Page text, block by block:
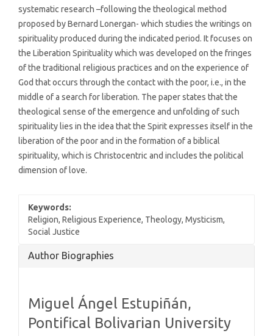
systematic research –following the theological method
proposed by Bernard Lonergan- which studies the writings on
spirituality produced during the indicated period. It focuses on
the Liberation Spirituality which was developed on the fringes
of the traditional religious practices and on the experience of
God that occurs through the contact with the poor, i.e., in the
middle of a search for liberation. The paper states that the
theological sense of the emergence and unfolding of such
spirituality lies in the idea that the Spirit expresses itself in the
liberation of the poor and in the formation of a biblical
spirituality, which is Christocentric and includes the political
dimension of love.
Keywords:
Religion, Religious Experience, Theology, Mysticism,
Social Justice
Article
Author Biographies
Miguel Ángel Estupiñán,
Pontifical Bolivarian University